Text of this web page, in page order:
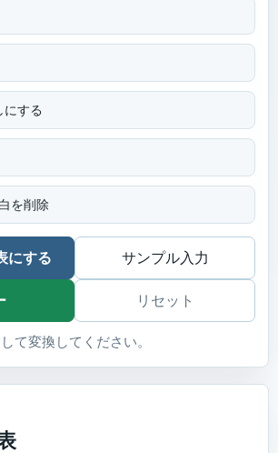
にする
を削除
にする サンプル入力
リセット
て変換してください。